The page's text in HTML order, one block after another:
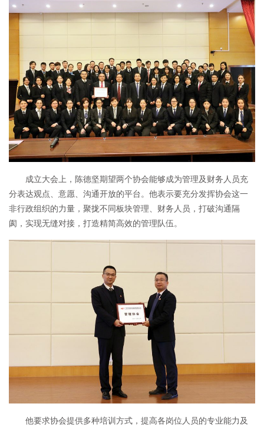
成立大会上，陈德坚期望两个协会能够成为管理及财务人员充
分表达观点、意愿、沟通开放的平台。他表示要充分发挥协会这一
非行政组织的力量，聚拢不同板块管理、财务人员，打破沟通隔
阂，实现无缝对接，打造精简高效的管理队伍。
他要求协会提供多种培训方式，提高各岗位人员的专业能力及